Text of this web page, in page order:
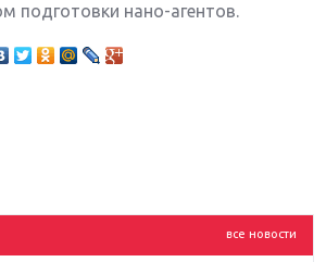
подготовки нано-агентов.
все новости
мая: Nintendo, Microsoft и
нельзя ругать